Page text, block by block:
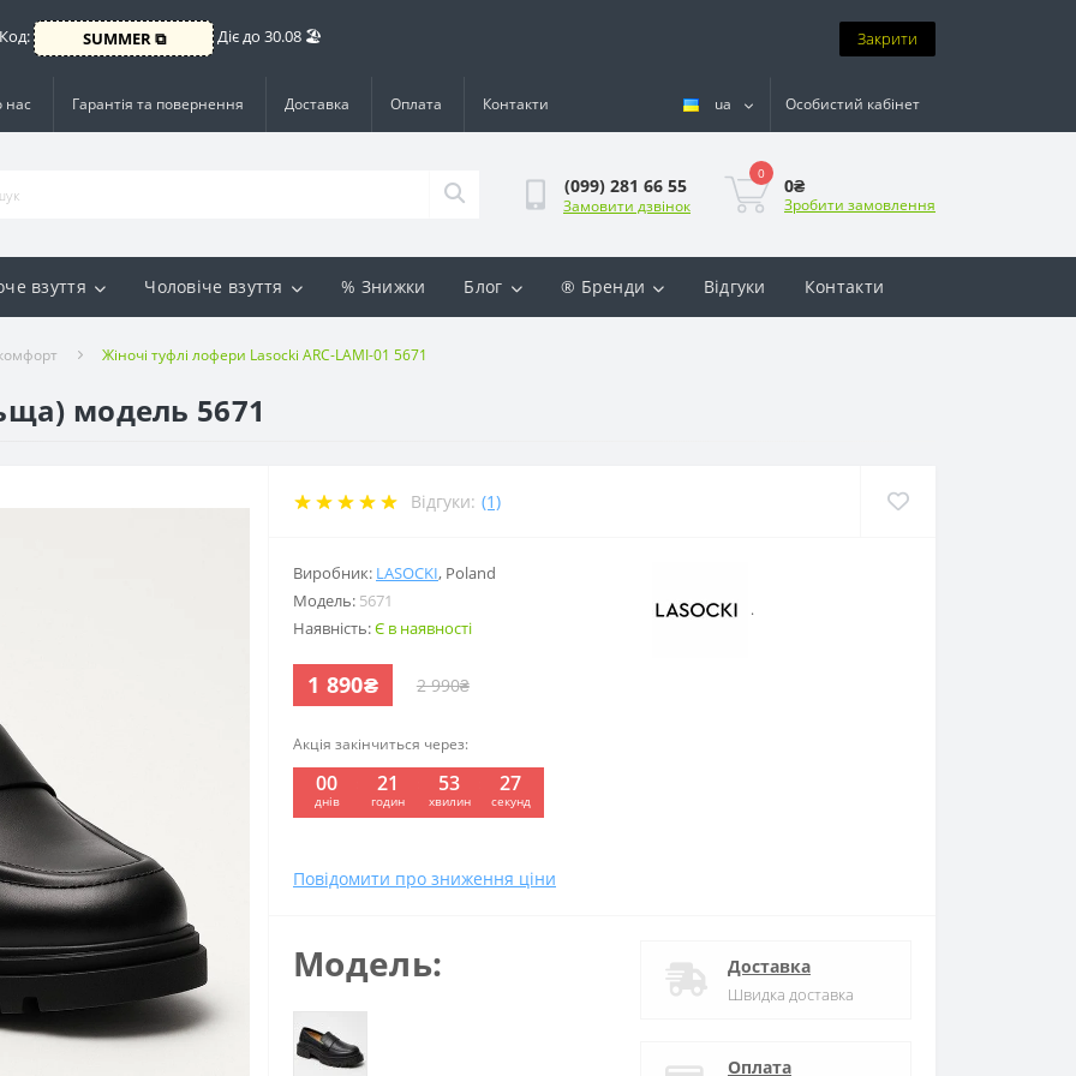
SUMMER ⧉ Діє до 30.08 🏖️ Закрити
нас Гарантія та повернення Доставка Оплата Контакти ua Особистий кабінет
(099) 281 66 55
Замовити дзвінок
0
0₴
Зробити замовлення
взуття Чоловіче взуття % Знижки Блог ® Бренди Відгуки Контакти
Жіночі туфлі лофери Lasocki ARC-LAMI-01 5671
модель 5671
Відгуки: (1)
Виробник: LASOCKI, Poland
Модель: 5671
Наявність:Є в наявності
1 890₴ 2 990₴
Акція закінчиться через:
00
днів
21
годин
53
хвилин
26
секунд
Повідомити про зниження ціни
.
Модель: Доставка
Швидка доставка
Оплата